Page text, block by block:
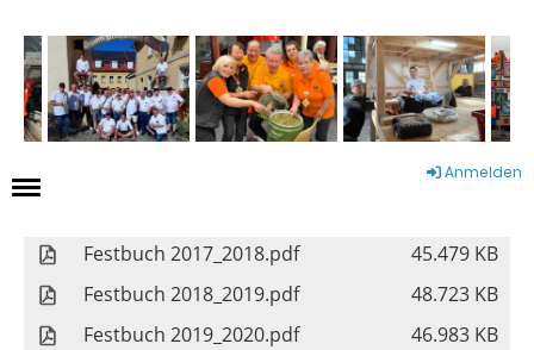
Anmelden
Festbuch 2017_2018.pdf
45.479 KB
Festbuch 2018_2019.pdf
48.723 KB
Festbuch 2019_2020.pdf
46.983 KB